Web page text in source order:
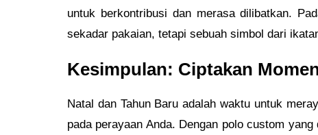
untuk berkontribusi dan merasa dilibatkan.
sekadar pakaian, tetapi sebuah simbol dari
Kesimpulan: Ciptakan
Natal dan Tahun Baru adalah waktu untuk
pada perayaan Anda. Dengan polo custom